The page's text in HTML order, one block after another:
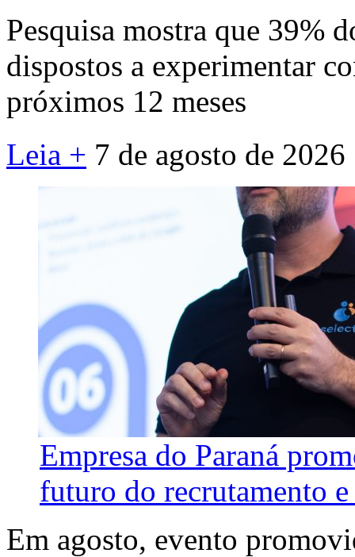
Pesquisa mostra que 39%
dispostos a experimentar
próximos 12 meses
Leia + 7 de agosto de 2026
Empresa do Paraná
futuro do recrutamento
Em agosto, evento